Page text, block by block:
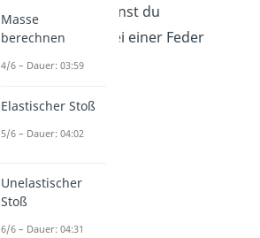
Das Konzept kannst du
beispielsweise bei einer Feder
beobachten.
Masse
berechnen
4/6 – Dauer: 03:59
Elastischer Stoß
5/6 – Dauer: 04:02
Unelastischer
Stoß
6/6 – Dauer: 04:31